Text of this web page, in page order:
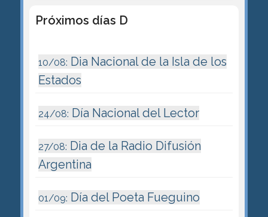
Próximos días D
10/08: Dia Nacional de la Isla de los
Estados
24/08: Día Nacional del Lector
27/08: Dia de la Radio Difusión
Argentina
01/09: Día del Poeta Fueguino